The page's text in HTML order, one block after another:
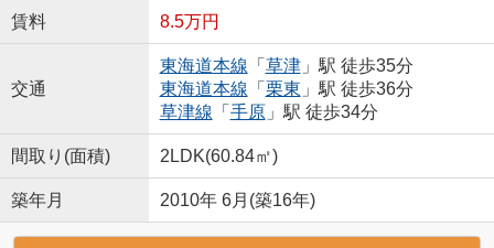
賃料 8.5万円
交通
東海道本線 「 草津」駅 徒歩35分
東海道本線 「 栗東 」駅 徒歩36分
草津線 「 手原」駅 徒歩34分
間取り(面積) 2LDK(60.84㎡)
築年月 2010年 6月(築16年)